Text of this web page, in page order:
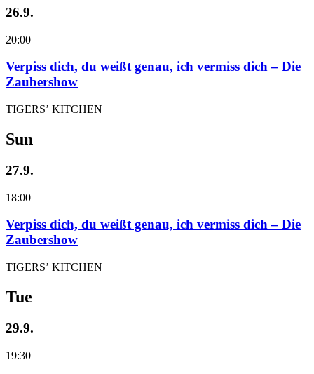
26.9.
20:00
Verpiss dich, du weißt genau, ich vermiss dich – Die
Zaubershow
TIGERS’ KITCHEN
Sun
27.9.
18:00
Verpiss dich, du weißt genau, ich vermiss dich – Die
Zaubershow
TIGERS’ KITCHEN
Tue
29.9.
19:30